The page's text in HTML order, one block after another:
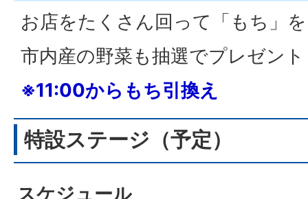
お店をたくさん回って「もち」
市内産の野菜も抽選でプレゼン
※11:00からもち引換え
特設ステージ（予定）
スケジュール